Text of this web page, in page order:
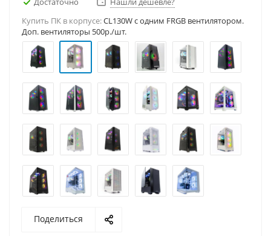
Купить ПК в корпусе:CL130W c одним FRGB вентилятором.
Доп. вентиляторы 500р./шт.
Поделиться